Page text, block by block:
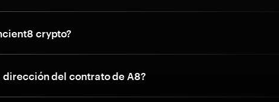
crypto?
dirección del contrato de A8?